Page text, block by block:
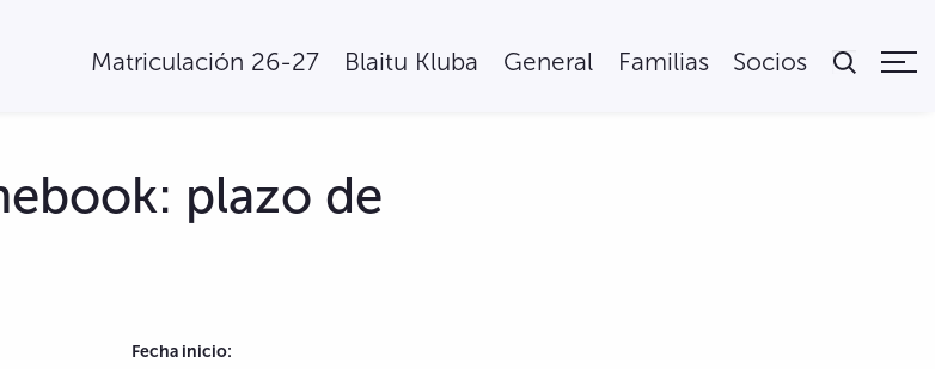
Matriculación 26-27 Blaitu Kluba General Familias Socios
plazo de
Fecha inicio: